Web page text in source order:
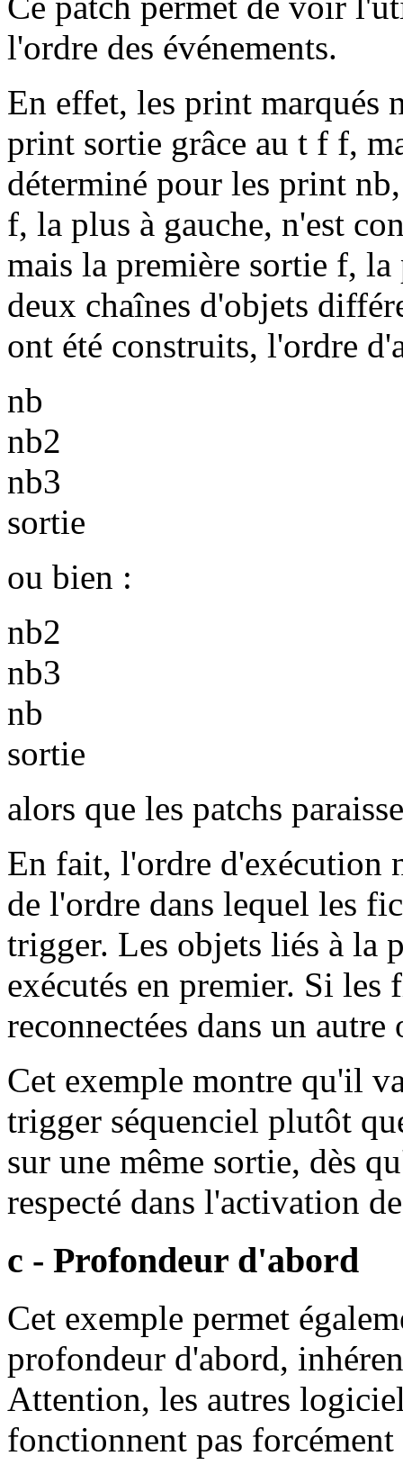
l'ordre des événements.
En effet, les print marqués
print sortie grâce au t f f,
déterminé pour les print
f, la plus à gauche, n'est
mais la première sortie f, la
deux chaînes d'objets
ont été construits, l'ordre
nb
nb2
nb3
sortie
ou bien :
nb2
nb3
nb
sortie
alors que les patchs
En fait, l'ordre d'exécution
de l'ordre dans lequel les
trigger. Les objets liés à la
exécutés en premier. Si les
reconnectées dans un
Cet exemple montre qu'il
trigger séquenciel plutôt
sur une même sortie, dès
respecté dans l'activation
c - Profondeur d'abord
Cet exemple permet
profondeur d'abord,
Attention, les autres
fonctionnent pas